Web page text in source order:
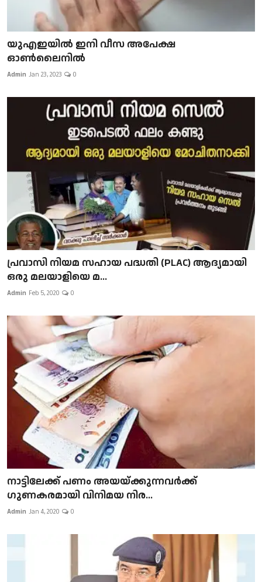
യുഎഇയിൽ ഇനി വീസ അപേക്ഷ
ഓൺലൈനിൽ
Admin Jan 23, 2023 0
പ്രവാസി നിയമ സഹായ പദ്ധതി (PLAC) ആദ്യമായി
ഒരു മലയാളിയെ മ...
Admin Feb 5, 2020 0
നാട്ടിലേക്ക് പണം അയയ്ക്കുന്നവർക്ക്
ഗുണകരമായി വിനിമയ നിര...
Admin Jan 4, 2020 0